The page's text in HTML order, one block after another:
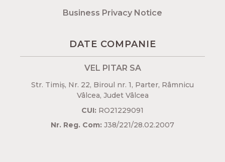
Business Privacy Notice
DATE COMPANIE
VEL PITAR SA
Str. Timiș, Nr. 22, Biroul nr. 1, Parter, Râmnicu
Vâlcea, Judet Vâlcea​
CUI: RO21229091
Nr. Reg. Com: J38/221/28.02.2007